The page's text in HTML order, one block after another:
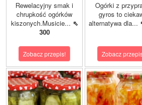
Rewelacyjny smak i
chrupkość ogórków
kiszonych.Musicie... ⇖
300
Zobacz przepis!
Ogórki z
gyros to
alternatywa dla...
Zobacz